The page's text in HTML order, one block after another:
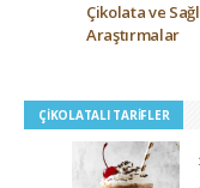
Çikolata ve
Araştırmalar
ÇIKOLATALI TARIFLER